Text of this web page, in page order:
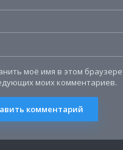
моё имя в этом браузере
моих комментариев.